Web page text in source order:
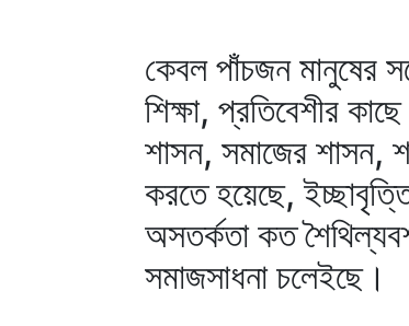
কেবল পাঁচজন মানুষের
শিক্ষা, প্রতিবেশীর
শাসন, সমাজের শাসন,
করতে হয়েছে,
অসতর্কতা কত
সমাজসাধনা চলেইছে।